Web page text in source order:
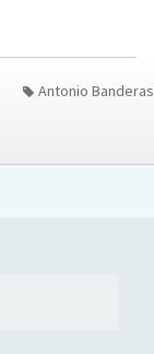
Antonio Banderas